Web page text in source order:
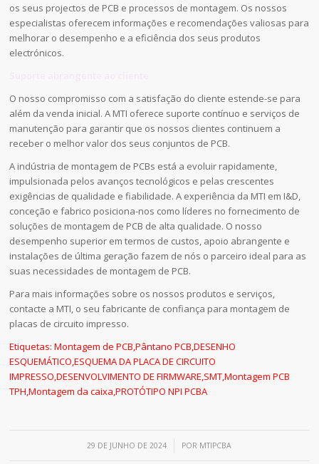
os seus projectos de PCB e processos de montagem. Os nossos
especialistas oferecem informações e recomendações valiosas para
melhorar o desempenho e a eficiência dos seus produtos
electrónicos.
O nosso compromisso com a satisfação do cliente estende-se para
além da venda inicial. A MTI oferece suporte contínuo e serviços de
manutenção para garantir que os nossos clientes continuem a
receber o melhor valor dos seus conjuntos de PCB.
A indústria de montagem de PCBs está a evoluir rapidamente,
impulsionada pelos avanços tecnológicos e pelas crescentes
exigências de qualidade e fiabilidade. A experiência da MTI em I&D,
conceção e fabrico posiciona-nos como líderes no fornecimento de
soluções de montagem de PCB de alta qualidade. O nosso
desempenho superior em termos de custos, apoio abrangente e
instalações de última geração fazem de nós o parceiro ideal para as
suas necessidades de montagem de PCB.
Para mais informações sobre os nossos produtos e serviços,
contacte a MTI, o seu fabricante de confiança para montagem de
placas de circuito impresso.
Etiquetas:Montagem de PCB,Pântano PCB,DESENHO
ESQUEMÁTICO,ESQUEMA DA PLACA DE CIRCUITO
IMPRESSO,DESENVOLVIMENTO DE FIRMWARE,SMT,Montagem PCB
TPH,Montagem da caixa,PROTÓTIPO NPI PCBA
29 DE JUNHO DE 2024
/ POR MTIPCBA